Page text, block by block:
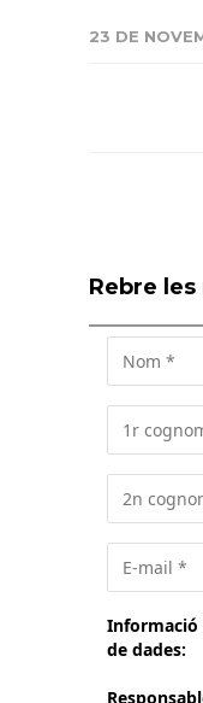
23 DE
Rebre
Informació
de dades: